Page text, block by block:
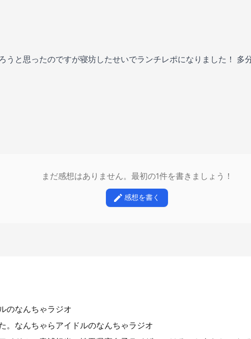
うと思ったのですが寝坊したせいでランチレポになりました！ 多
まだ感想はありません。最初の1件を書きましょう！
感想を書く
のなんちゃラジオ
。なんちゃらアイドルのなんちゃラジオ